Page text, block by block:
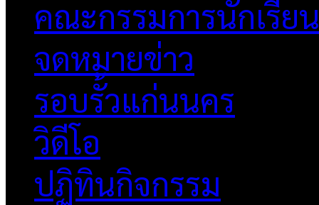
คณะกรรมการนักเรียน
จดหมายข่าว
รอบรั้วแก่นนคร
วิดีโอ
ปฏิทินกิจกรรม